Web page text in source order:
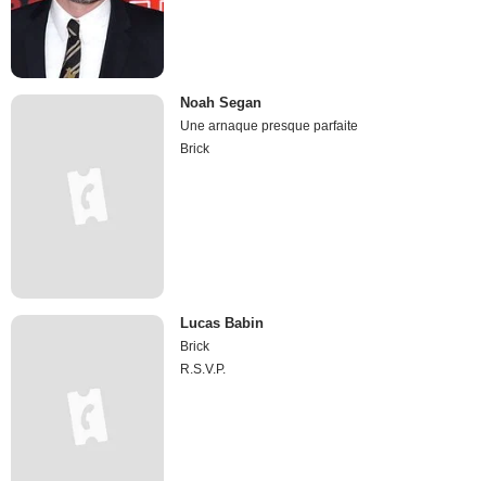
Noah Segan
Une arnaque presque parfaite
Brick
Lucas Babin
Brick
R.S.V.P.